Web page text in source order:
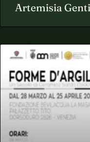
Artemisia